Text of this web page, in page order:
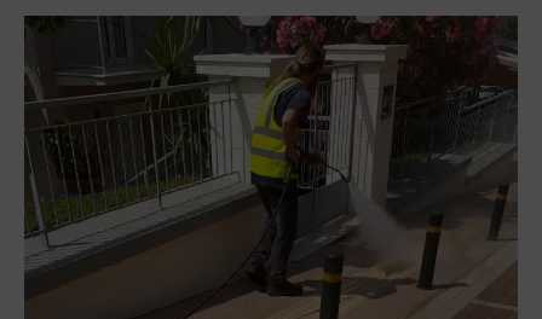
Πρόγραμμα
Αναπαραγωγής
Βίντεο